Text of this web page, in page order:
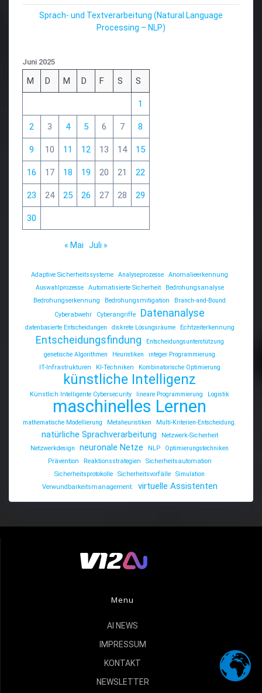
Sprach- und Textverarbeitung (Natural Language
Processing – NLP)
Juni 2025
M D M D F S S
1
2 3 4 5 6 7 8
9 10 11 12 13 14 15
16 17 18 19 20 21 22
23 24 25 26 27 28 29
30
« Mai Juli »
Adaptive Sicherheitssysteme Analyseprozesse
Anomalieerkennung
Auswahlprozesse
Automatisierte Sicherheit
Bedrohungsanalyse
Bedrohungserkennung
Bedrohungsmitigation
Branch-and-Bound
Cyberabwehr
Cyberangriffe Datenanalyse
datenbasierte Entscheidungen diskrete Lösungsräume Echtzeiterkennung
Entscheidungsfindung
Entscheidungsunterstützung
genetische Algorithmen
Heuristiken
integer Programmierung
IT-Infrastrukturen
KI-Techniken Kombinatorische Optimierung
künstliche Intelligenz
Künstlich Intelligente Cybersecurity lineare Programmierung Logistik
maschinelles Lernen
mathematische Modellierung Metaheuristiken Multi-Kriterien-Entscheidung.
natürliche Sprachverarbeitung
Netzwerk-Sicherheit
Netzwerkdesign
neuronale Netze NLP
Optimierungstechniken
Prävention
Reaktionsstrategien
Sicherheitsautomation
Sicherheitsprotokolle
Sicherheitsvorfälle
Simulation
Verwundbarkeitsmanagement.
virtuelle Assistenten
Menu
AI NEWS
IMPRESSUM
KONTAKT
NEWSLETTER